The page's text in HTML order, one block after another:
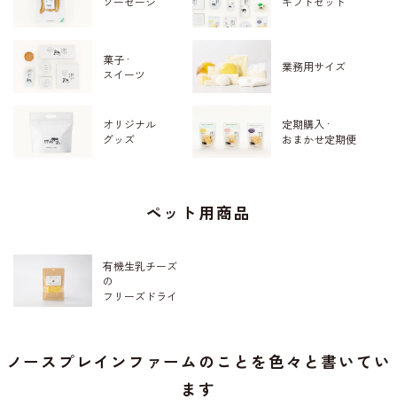
菓子 ·
スイーツ
業務用サイズ
オリジナル
グッズ
定期購入 ·
おまかせ定期便
ペット用商品
有機生乳チーズ
の
フリーズドライ
ノースプレインファームのことを色々と書いてい
ます